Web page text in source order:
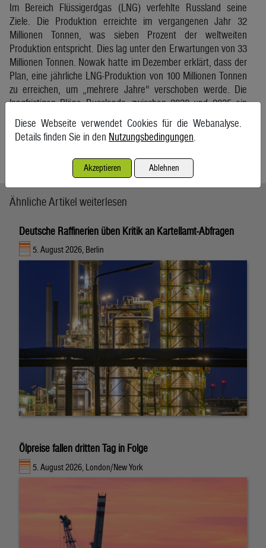
Im Bereich Flüssigerdgas (LNG) verfehlte Russland seine
Ziele. Die Produktion erreichte im vergangenen Jahr 32
Millionen Tonnen, was sieben Prozent der weltweiten
Produktion entspricht. Dies lag unter den Erwartungen von 33
Millionen Tonnen. Nowak hatte im Dezember erklärt, dass der
Plan, eine jährliche LNG-Produktion von 100 Millionen Tonnen
zu erreichen, um „mehrere Jahre“ verschoben werde. Die
langfristigen Pläne Russlands, zwischen 2030 und 2035 ein
Fünftel des globalen LNG-Marktes zu erobern, werden durch
die Sanktionen erschwert, die unter anderem das neue
Projekt Arctic LNG 2 betreffen.
Ähnliche Artikel weiterlesen
Deutsche Raffinerien üben Kritik an Kartellamt-Abfragen
5. August 2026, Berlin
Ölpreise fallen dritten Tag in Folge
5. August 2026, London/New York
Diese Webseite verwendet Cookies für die Webanalyse.
Details finden Sie in den Nutzungsbedingungen.
Akzeptieren Ablehnen